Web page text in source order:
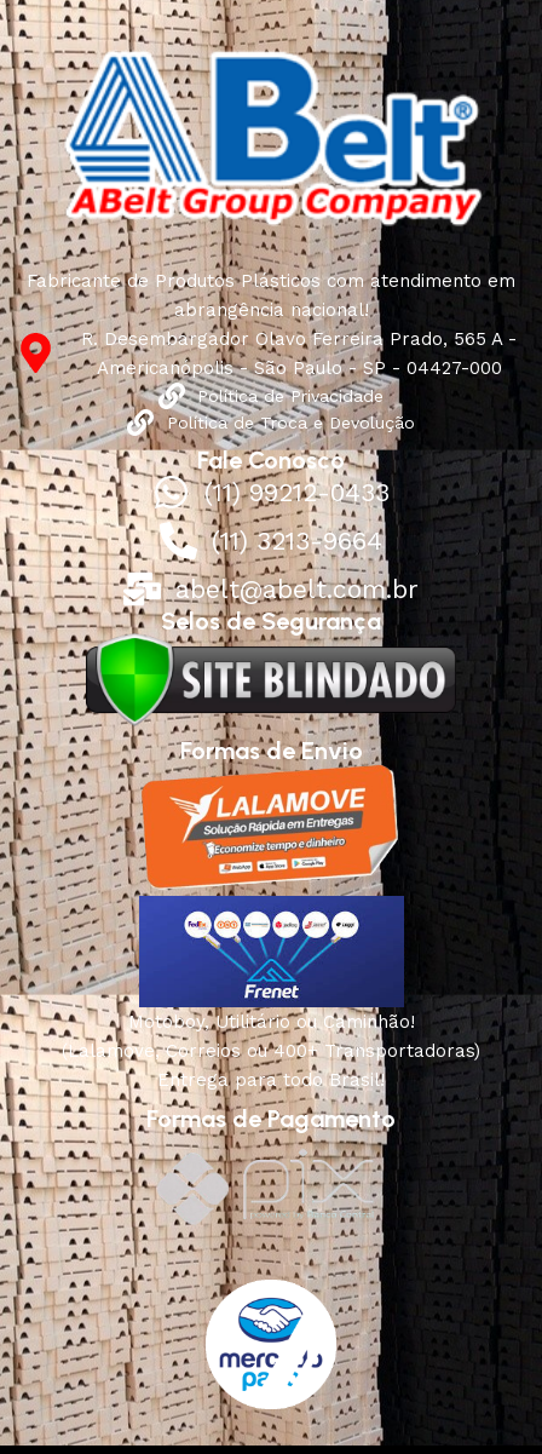
Fabricante de Produtos Plásticos com atendimento em
abrangência nacional!
R. Desembargador Olavo Ferreira Prado, 565 A -
Americanópolis - São Paulo - SP - 04427-000
Política de Privacidade
Política de Troca e Devolução
Fale Conosco
(11) 99212-0433
(11) 3213-9664
abelt@abelt.com.br
Selos de Segurança
Formas de Envio
Motoboy, Utilitário ou Caminhão!
(Lalamove, Correios ou 400+ Transportadoras)
Entrega para todo Brasil!
Formas de Pagamento